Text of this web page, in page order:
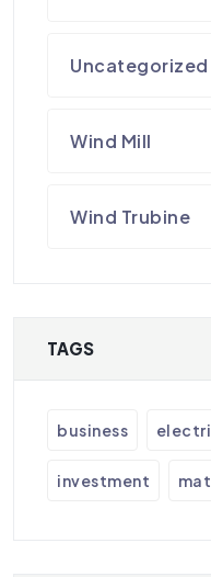
Uncategorized
Wind Mill
Wind Trubine
TAGS
business
investment